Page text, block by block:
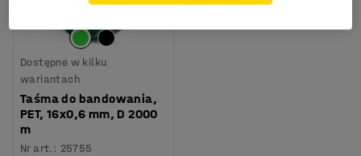
Dostępne w kilku
wariantach
Taśma do bandowania,
PET, 16x0,6 mm, D 2000
m
Nr art. : 25755